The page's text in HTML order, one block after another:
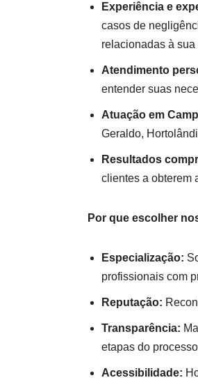
Experiência e
casos de
relacionadas à sua
Atendimento
entender suas
Atuação em
Geraldo,
Resultados
clientes a obterem
Por que escolher
Especialização:
profissionais com
Reputação:
Transparência:
etapas do
Acessibilidade: